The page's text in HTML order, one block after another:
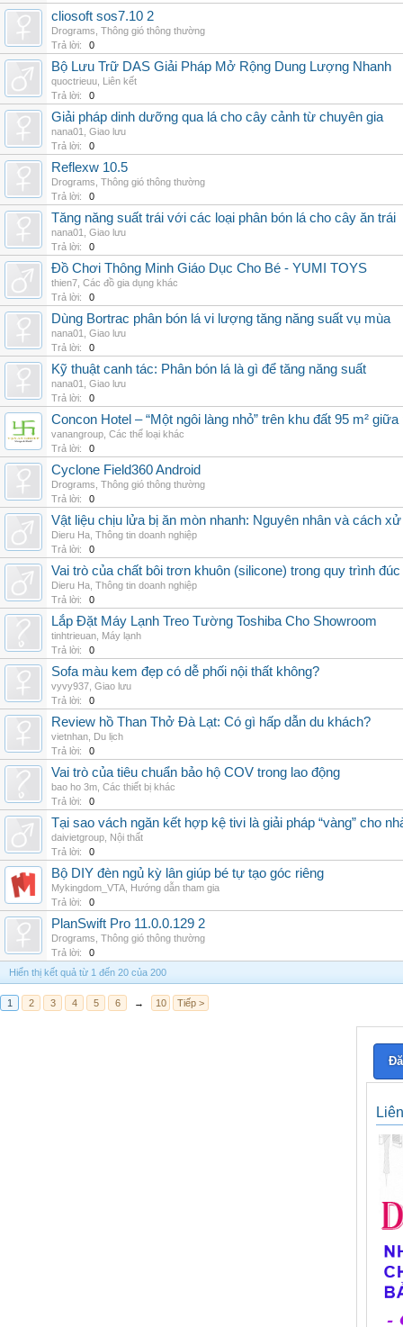
cliosoft sos7.10 2
Drograms Thông gió thông thường
Trả lời:
0
Bộ Lưu Trữ DAS Giải Pháp Mở Rộng Dung Lượng Nhanh
quoctrieuu Liên kết
Trả lời:
0
Giải pháp dinh dưỡng qua lá cho cây cảnh từ chuyên gia
nana01
Giao lưu
Trả lời:
0
Reflexw 10.5
Drograms Thông gió thông thường
Trả lời:
0
Tăng năng suất trái với các loại phân bón lá cho cây ăn trái
nana01
Giao lưu
Trả lời:
0
Đồ Chơi Thông Minh Giáo Dục Cho Bé - YUMI TOYS
thien7 Các đồ gia dụng khác
Trả lời:
0
Dùng Bortrac phân bón lá vi lượng tăng năng suất vụ mùa
nana01
Giao lưu
Trả lời:
0
Kỹ thuật canh tác: Phân bón lá là gì để tăng năng suất
nana01
Giao lưu
Trả lời:
0
Concon Hotel – “Một ngôi làng nhỏ” trên khu đất 95 m²
vanangroup Các thể loại khác
Trả lời:
0
Cyclone Field360 Android
Drograms Thông gió thông thường
Trả lời:
0
Vật liệu chịu lửa bị ăn mòn nhanh: Nguyên nhân và cách
Dieru Ha Thông tin doanh nghiệp
Trả lời:
0
Vai trò của chất bôi trơn khuôn (silicone) trong quy trình
Dieru Ha Thông tin doanh nghiệp
Trả lời:
0
Lắp Đặt Máy Lạnh Treo Tường Toshiba Cho Showroom
tinhtrieuan Máy lạnh
Trả lời:
0
Sofa màu kem đẹp có dễ phối nội thất không?
vyvy937 Giao lưu
Trả lời:
0
Review hồ Than Thở Đà Lạt: Có gì hấp dẫn du khách?
vietnhan Du lịch
Trả lời:
0
Vai trò của tiêu chuẩn bảo hộ COV trong lao động
bao ho 3m Các thiết bị khác
Trả lời:
0
Tại sao vách ngăn kết hợp kệ tivi là giải pháp “vàng” cho
daivietgroup Nội thất
Trả lời:
0
Bộ DIY đèn ngủ kỳ lân giúp bé tự tạo góc riêng
Mykingdom_VTA Hướng dẫn tham gia
Trả lời:
0
PlanSwift Pro 11.0.0.129 2
Drograms Thông gió thông thường
Trả lời:
0
Hiển thị kết quả từ 1 đến 20 của 200
1 2 3 4 5 6 → 10 Tiếp >